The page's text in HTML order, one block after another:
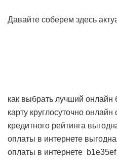
Давайте соберем здесь
как выбрать лучший онлайн
карту круглосуточно онлайн
кредитного рейтинга
оплаты в интернете
оплаты в интернете b1e35ef